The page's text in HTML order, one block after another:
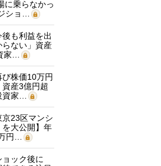
に乗らなかっ
ショ…
後も利益を出
らない」資産
家…
び株価10万円
産3億円超
家…
京23区マンシ
を大公開】年
円…
ョック後に